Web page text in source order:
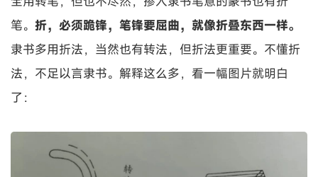
笔。 折，必须跪锋，笔锋要屈曲，就像折叠东西一样。
隶书多用折法，当然也有转法，但折法更重要。不懂折
法，不足以言隶书。解释这么多，看一幅图片就明白
了：